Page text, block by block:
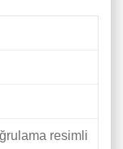
resimli